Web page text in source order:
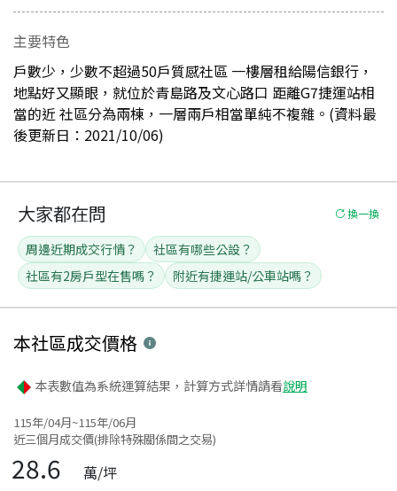
主要特色
戶數少，少數不超過50戶質感社區 一樓層租給陽信銀行，
地點好又顯眼，就位於青島路及文心路口 距離G7捷運站相
當的近 社區分為兩棟，一層兩戶相當單純不複雜。(資料最
後更新日：2021/10/06)
大家都在問 換一換
周邊近期成交行情？
社區有哪些公設？
社區有2房戶型在售嗎？
附近有捷運站/公車站嗎？
本社區成交價格
本表數值為系統運算結果，計算方式詳情請看說明
115年/04月~115年/06月
近三個月成交價(排除特殊關係間之交易)
28.6 萬/坪